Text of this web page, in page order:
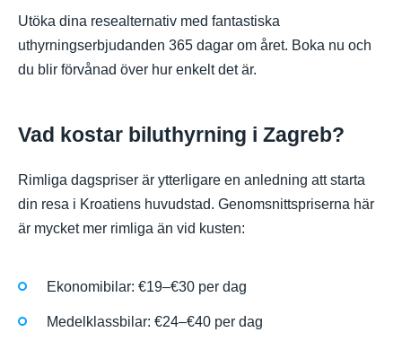
Utöka dina resealternativ med fantastiska
uthyrningserbjudanden 365 dagar om året. Boka nu och
du blir förvånad över hur enkelt det är.
Vad kostar biluthyrning i Zagreb?
Rimliga dagspriser är ytterligare en anledning att starta
din resa i Kroatiens huvudstad. Genomsnittspriserna här
är mycket mer rimliga än vid kusten:
Ekonomibilar: €19–€30 per dag
Medelklassbilar: €24–€40 per dag